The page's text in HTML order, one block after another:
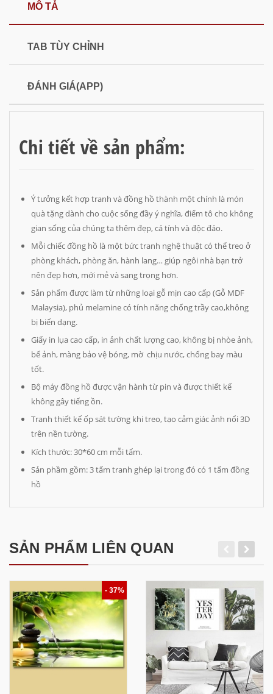
MÔ TẢ
TAB TÙY CHỈNH
ĐÁNH GIÁ(APP)
Chi tiết về sản phẩm:
Ý tưởng kết hợp tranh và đồng hồ thành một chính là món
quà tặng dành cho cuộc sống đầy ý nghĩa, điểm tô cho không
gian sống của chúng ta thêm đẹp, cá tính và độc đáo.
Mỗi chiếc đồng hồ là một bức tranh nghệ thuật có thể treo ở
phòng khách, phòng ăn, hành lang… giúp ngôi nhà bạn trở
nên đẹp hơn, mới mẻ và sang trọng hơn.
Sản phẩm được làm từ những loại gỗ mịn cao cấp (Gỗ MDF
Malaysia), phủ melamine có tính năng chống trầy cao,không
bị biến dạng.
Giấy in lụa cao cấp, in ảnh chất lượng cao, không bị nhòe ảnh,
bể ảnh, màng bảo vệ bóng, mờ chịu nước, chống bay màu
tốt.
Bộ máy đồng hồ được vận hành từ pin và được thiết kế
không gây tiếng ồn.
Tranh thiết kế ốp sát tường khi treo, tạo cảm giác ảnh nổi 3D
trên nền tường.
Kích thước: 30*60 cm mỗi tấm.
Sản phầm gồm: 3 tấm tranh ghép lại trong đó có 1 tấm đồng
hồ
SẢN PHẨM LIÊN QUAN
- 37%